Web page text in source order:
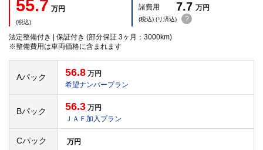
55.7 万円
(税込)
諸費用
7.7 万円
(税込) (リ済込) ?
法定整備付き | 保証付き (部分保証 3ヶ月：3000km)
※整備費用は車両価格に含まれます
Aパック 56.8 万円
希望ナンバープラン
Bパック 56.3 万円
ＪＡＦ加入プラン
Cパック 万円